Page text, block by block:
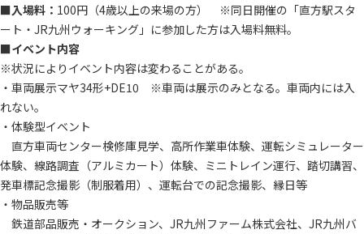
■入場料： 100円（4歳以上の来場の方） ※同日開催の「直方駅スタ
ート・JR九州ウォーキング」に参加した方は入場料無料。
■イベント内容
※状況によりイベント内容は変わることがある。
・車両展示マヤ34形+DE10 ※車両は展示のみとなる。車両内には入
れない。
・体験型イベント
直方車両センター検修庫見学、高所作業車体験、運転シミュレーター
体験、線路調査（アルミカート）体験、ミニトレイン運行、踏切講習、
発車標記念撮影（制服着用）、運転台での記念撮影、縁日等
・物品販売等
鉄道部品販売・オークション、JR九州ファーム株式会社、JR九州バ